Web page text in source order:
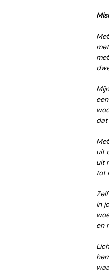
dat
uit
uit
tot
in
en